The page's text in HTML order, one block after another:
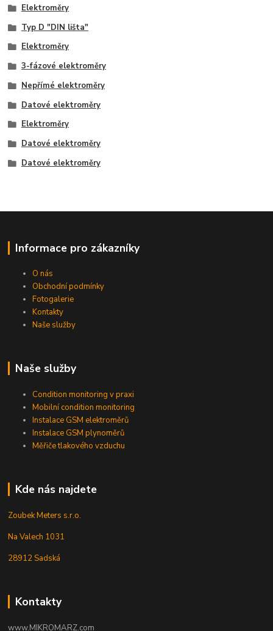
Elektroměry
Typ D "DIN lišta"
Elektroměry
3-fázové elektroměry
Nepřímé elektroměry
Datové elektroměry
Elektroměry
Datové elektroměry
Datové elektroměry
Informace pro zákazníky
O nás
Obchodní podmínky
Fotogalerie
Kontakty
Naše služby
Naše služby
Condition monitoring v praxi
Mobilní condition monitoring
Instalace GSM elektroměrů
Instalace GSM plynoměrů
Měřiče tlakového vzduchu
Kde nás najdete
Zoubek Meters s.r.o.
Na Valech 1031
28912 Sadská
Kontakty
www.MIKROMARZ.com